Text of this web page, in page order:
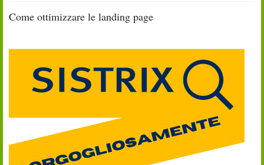
Come ottimizzare le landing page